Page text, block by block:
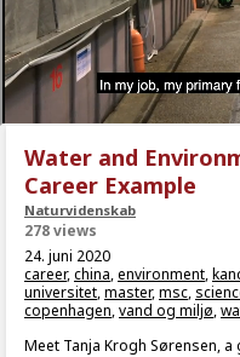
Water and
Career Example
Naturvidenskab
278 views
24. juni 2020
career,china,environment,
universitet,master,msc,
copenhagen,vand og miljø,
Meet Tanja Krogh Sørensen,